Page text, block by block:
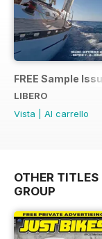
FREE Sample
LIBERO
Vista
Al carrello
OTHER
GROUP